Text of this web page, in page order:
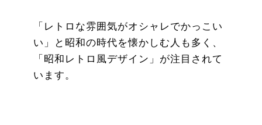
「レトロな雰囲気がオシャレでかっこい
い」と昭和の時代を懐かしむ人も多く、
「昭和レトロ風デザイン」が注目されて
います。